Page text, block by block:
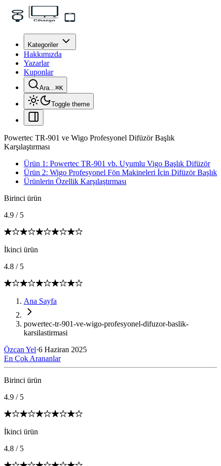
Kategoriler
Hakkımızda
Yazarlar
Kuponlar
Ara...⌘K
Toggle theme
Powertec TR-901 ve Wigo Profesyonel Difüzör Başlık
Karşılaştırması
Ürün 1: Powertec TR-901 vb. Uyumlu Vigo Başlık Difüzör
Ürün 2: Wigo Profesyonel Fön Makineleri İçin Difüzör Başlık
Ürünlerin Özellik Karşılaştırması
Birinci ürün
4.9 / 5
İkinci ürün
4.8 / 5
Ana Sayfa
powertec-tr-901-ve-wigo-profesyonel-difuzor-baslik-
karsilastirmasi
Özcan Yel·6 Haziran 2025
En Çok Arananlar
Birinci ürün
4.9 / 5
İkinci ürün
4.8 / 5